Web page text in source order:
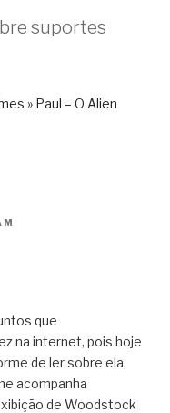
suportes
» Paul – O Alien
que
na internet, pois hoje
de ler sobre ela,
acompanha
de Woodstock